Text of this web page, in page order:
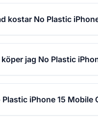
kostar No Plastic
köper jag No Plastic
Plastic iPhone 15 Mobile